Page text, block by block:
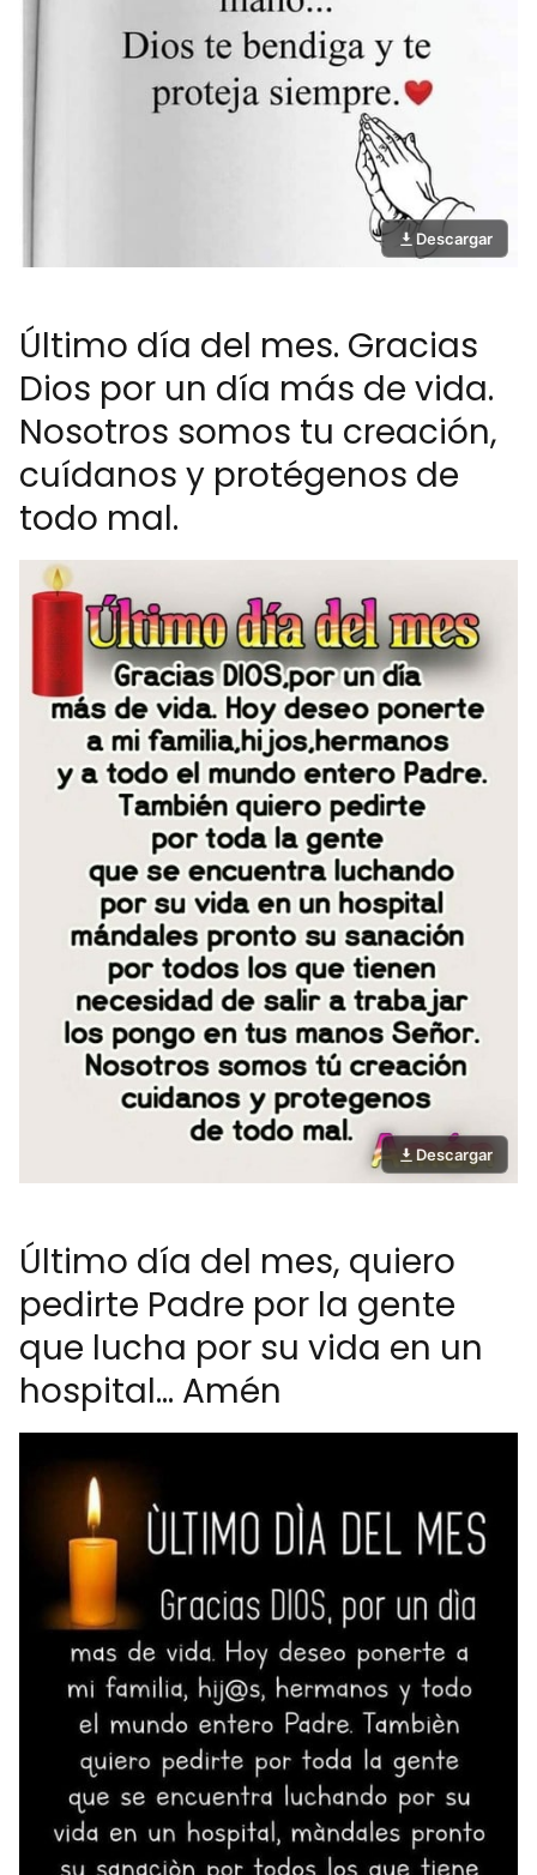
Descargar
Último día del mes. Gracias
Dios por un día más de vida.
Nosotros somos tu creación,
cuídanos y protégenos de
todo mal.
Descargar
Último día del mes, quiero
pedirte Padre por la gente
que lucha por su vida en un
hospital... Amén